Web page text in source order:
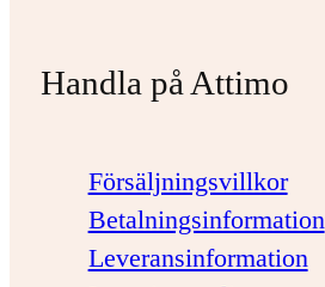
Handla på Attimo
Försäljningsvillkor
Betalningsinformation
Leveransinformation